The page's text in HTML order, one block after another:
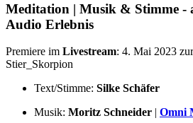
Meditation | Musik & Stimme -
Audio Erlebnis
Premiere im Livestream: 4. Mai 2023
Stier_Skorpion
Text/Stimme: Silke Schäfer
Musik: Moritz Schneider | Omni